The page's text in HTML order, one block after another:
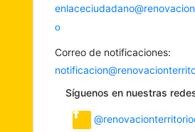
o
Correo de notificaciones:
Síguenos en nuestras